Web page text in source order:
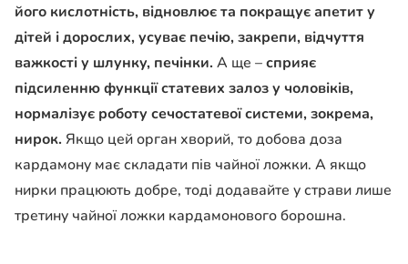
його кислотність, відновлює та покращує апетит у
дітей і дорослих, усуває печію, закрепи, відчуття
важкості у шлунку, печінки. А ще –сприяє
підсиленню функції статевих залоз у чоловіків,
нормалізує роботу сечостатевої системи, зокрема,
нирок. Якщо цей орган хворий, то добова доза
кардамону має складати пів чайної ложки. А якщо
нирки працюють добре, тоді додавайте у страви лише
третину чайної ложки кардамонового борошна.